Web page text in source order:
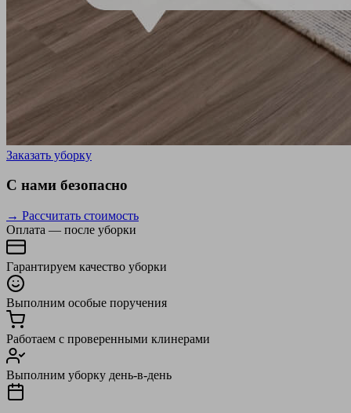
Заказать уборку
С нами безопасно
→ Рассчитать стоимость
Оплата — после уборки
Гарантируем качество уборки
Выполним особые поручения
Работаем с проверенными клинерами
Выполним уборку день-в-день